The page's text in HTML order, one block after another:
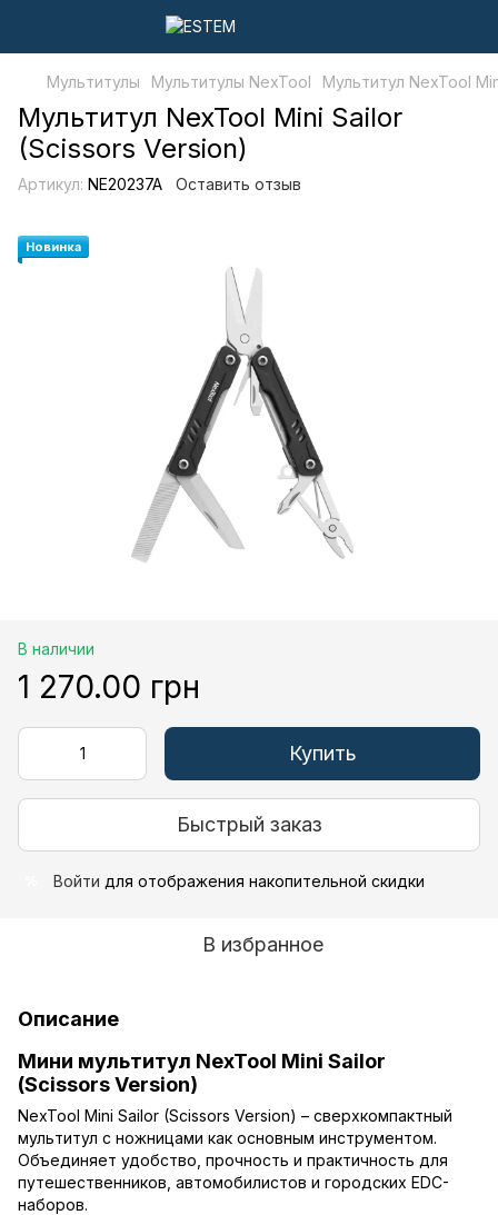
Мультитулы Мультитулы NexTool Мультитул NexTool
Мультитул NexTool Mini Sailor
(Scissors Version)
Артикул: NE20237A Оставить отзыв
Новинка
В наличии
1 270.00 грн
Купить
Быстрый заказ
Войти для отображения накопительной скидки
В избранное
Описание
Мини мультитул NexTool Mini Sailor
(Scissors Version)
NexTool Mini Sailor (Scissors Version) – сверхкомпактный
мультитул с ножницами как основным инструментом.
Объединяет удобство, прочность и практичность для
путешественников, автомобилистов и городских EDC-
наборов.